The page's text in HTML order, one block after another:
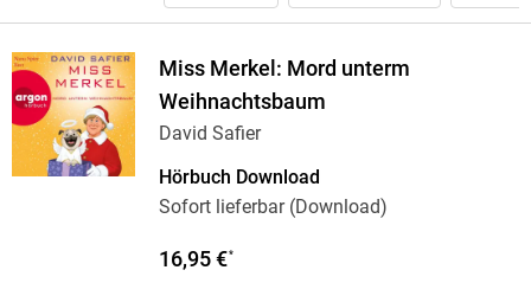
Miss Merkel: Mord unterm
Weihnachtsbaum
David Safier
Hörbuch Download
Sofort lieferbar (Download)
16,95 €*